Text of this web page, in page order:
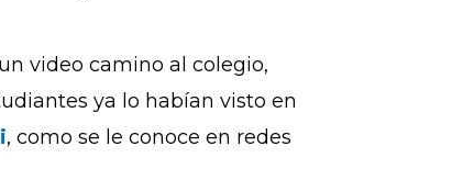
video camino al colegio,
ya lo habían visto en
, como se le conoce en redes